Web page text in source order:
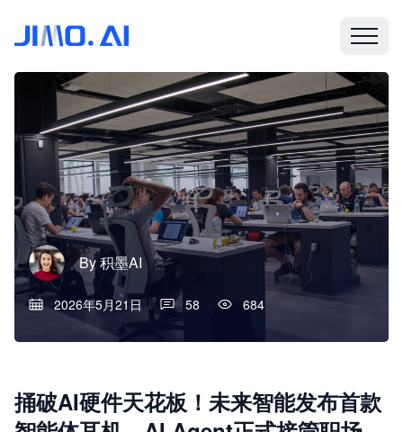
By积墨AI
2026年5月21日 58 684
捅破AI硬件天花板！未来智能发布首款